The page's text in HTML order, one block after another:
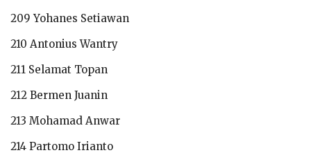
209 Yohanes Setiawan
210 Antonius Wantry
211 Selamat Topan
212 Bermen Juanin
213 Mohamad Anwar
214 Partomo Irianto